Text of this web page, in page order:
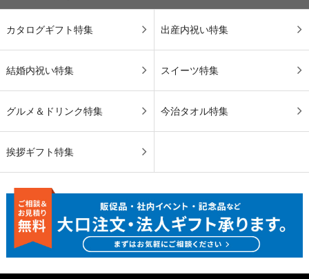
カタログギフト特集 出産内祝い特集
結婚内祝い特集 スイーツ特集
グルメ＆ドリンク特集 今治タオル特集
挨拶ギフト特集